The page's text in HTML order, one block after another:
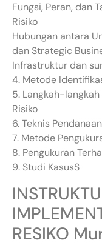
Fungsi, Peran, dan
Risiko
Hubungan antara
dan Strategic
Infrastruktur dan
4. Metode
5. Langkah-
Risiko
6. Teknis
7. Metode
8. Pengukuran
9. Studi KasusS
RESIKO